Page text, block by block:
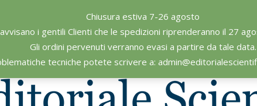
Chiusura estiva 7-26 agosto
i gentili Clienti che le spedizioni riprenderanno il 27
Gli ordini pervenuti verranno evasi a partire da tale data.
tecniche potete scrivere a: